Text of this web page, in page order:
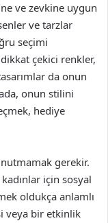
ve zevkine uygun
ve tarzlar
seçimi
dikkat çekici renkler,
da onun
onun stilini
hediye
gerekir.
için sosyal
oldukça anlamlı
veya bir etkinlik